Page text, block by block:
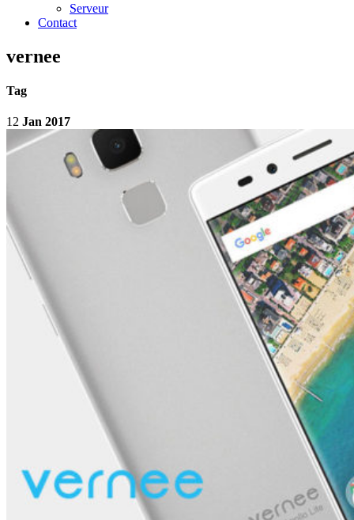
Serveur
Contact
vernee
Tag
12 Jan 2017